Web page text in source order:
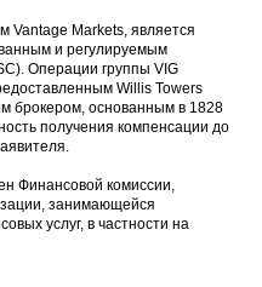
Vantage Markets, является
и регулируемым
Операции группы VIG
Willis Towers
брокером, основанным в 1828
получения компенсации до
Финансовой комиссии,
занимающейся
услуг, в частности на